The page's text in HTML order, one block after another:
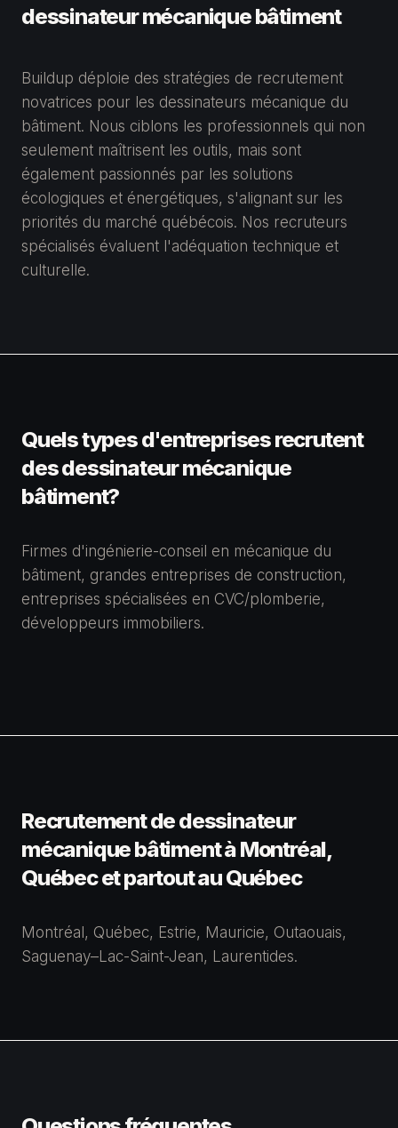
dessinateur mécanique bâtiment
Buildup déploie des stratégies de recrutement
novatrices pour les dessinateurs mécanique du
bâtiment. Nous ciblons les professionnels qui non
seulement maîtrisent les outils, mais sont
également passionnés par les solutions
écologiques et énergétiques, s'alignant sur les
priorités du marché québécois. Nos recruteurs
spécialisés évaluent l'adéquation technique et
culturelle.
Quels types d'entreprises recrutent
desdessinateur mécanique
bâtiment?
Firmes d'ingénierie-conseil en mécanique du
bâtiment, grandes entreprises de construction,
entreprises spécialisées en CVC/plomberie,
développeurs immobiliers.
Recrutement dedessinateur
mécanique bâtimentà Montréal,
Québec et partout au Québec
Montréal, Québec, Estrie, Mauricie, Outaouais,
Saguenay–Lac-Saint-Jean, Laurentides.